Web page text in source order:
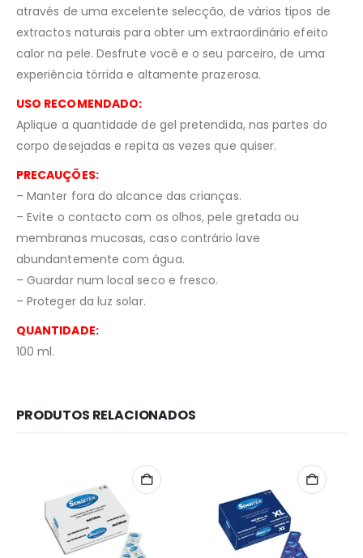
através de uma excelente selecção, de vários tipos de
extractos naturais para obter um extraordinário efeito
calor na pele. Desfrute você e o seu parceiro, de uma
experiência tórrida e altamente prazerosa.
USO RECOMENDADO:
Aplique a quantidade de gel pretendida, nas partes do
corpo desejadas e repita as vezes que quiser.
PRECAUÇÕES:
– Manter fora do alcance das crianças.
– Evite o contacto com os olhos, pele gretada ou
membranas mucosas, caso contrário lave
abundantemente com água.
– Guardar num local seco e fresco.
– Proteger da luz solar.
QUANTIDADE:
100 ml.
PRODUTOS RELACIONADOS
Redes Sociais